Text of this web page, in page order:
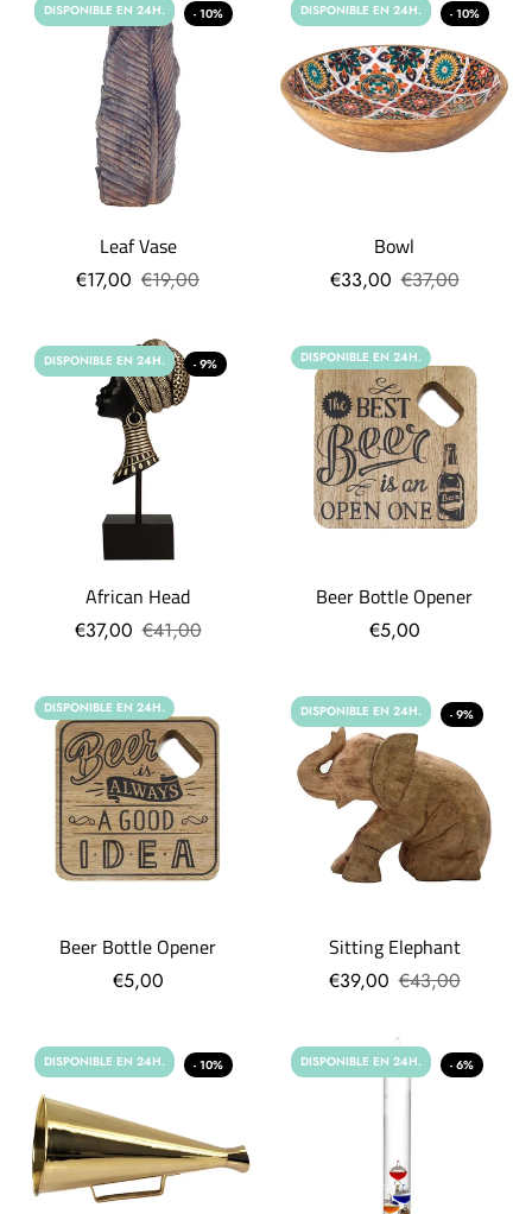
DISPONIBLE EN 24H. - 10%
Leaf Vase
€17,00 €19,00
DISPONIBLE EN 24H. - 10%
Bowl
€33,00 €37,00
DISPONIBLE EN 24H. - 9%
African Head
€37,00 €41,00
DISPONIBLE EN 24H.
Beer Bottle Opener
€5,00
DISPONIBLE EN 24H.
Beer Bottle Opener
€5,00
DISPONIBLE EN 24H. - 9%
Sitting Elephant
€39,00 €43,00
DISPONIBLE EN 24H. - 10% DISPONIBLE EN 24H. - 6%